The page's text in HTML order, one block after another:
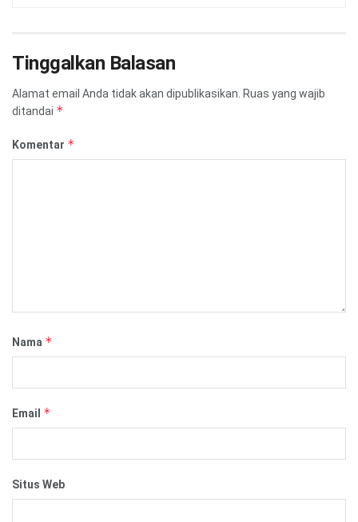
Tinggalkan Balasan
Alamat email Anda tidak akan dipublikasikan. Ruas yang wajib
ditandai *
Komentar *
Nama *
Email *
Situs Web